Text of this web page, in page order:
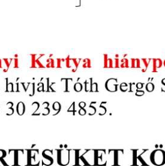
szolgáltatókat, akik
Az alapítvány nonprofit
regisztrációnál, sem a
Hasonló kezdeményezések a
világ harmadik legnagyobb